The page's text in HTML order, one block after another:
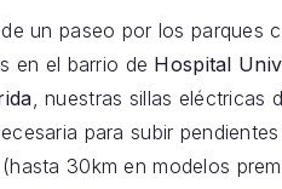
un paseo por los parques
en el barrio de Hospital
, nuestras sillas eléctricas
para subir
30km en modelos